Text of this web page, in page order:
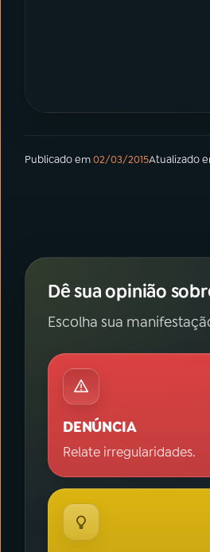
Publicado em02/03/2015Atualizado
Dê sua opinião
Escolha sua
DENÚNCIA
Relate irregularidades.